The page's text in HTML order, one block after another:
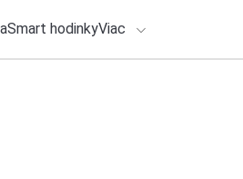
Smart hodinkyViac